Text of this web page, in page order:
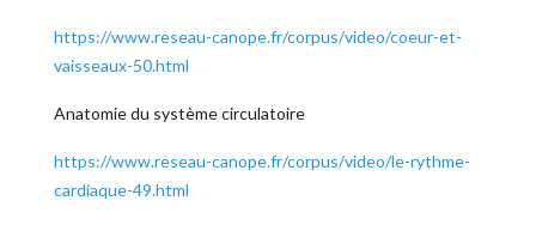
https://www.reseau-canope.fr/corpus/video/coeur-et-
vaisseaux-50.html
Anatomie du système circulatoire
https://www.reseau-canope.fr/corpus/video/le-rythme-
cardiaque-49.html